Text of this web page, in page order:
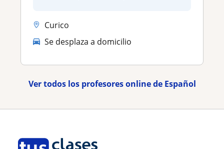
Curico
Se desplaza a domicilio
Ver todos los profesores online de Español